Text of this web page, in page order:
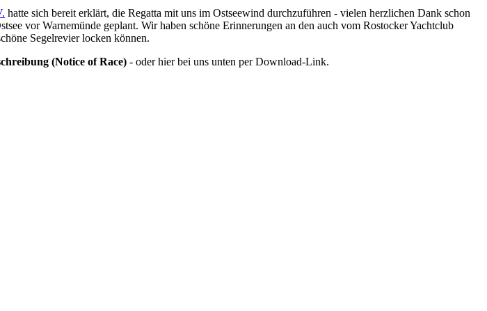
hatte sich bereit erklärt, die Regatta mit uns im Ostseewind durchzuführen - vielen herzlichen Dank schon
vor Warnemünde geplant. Wir haben schöne Erinnerungen an den auch vom Rostocker Yachtclub
Segelrevier locken können.
(Notice of Race) - oder hier bei uns unten per Download-Link.